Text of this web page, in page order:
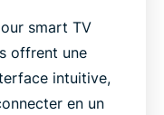
smart TV
offrent une
intuitive,
en un